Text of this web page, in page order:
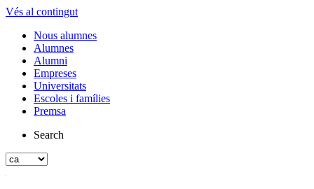
Vés al contingut
Nous alumnes
Alumnes
Alumni
Empreses
Universitats
Escoles i famílies
Premsa
Search